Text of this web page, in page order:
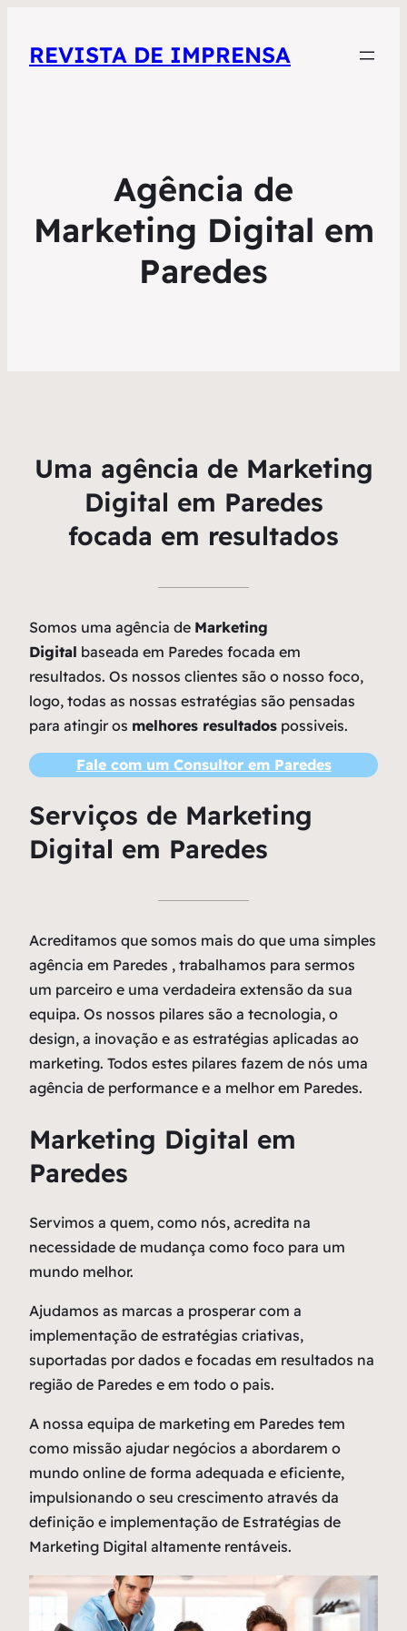
REVISTA DE IMPRENSA
Agência de
Marketing Digital em
Paredes
Uma agência de Marketing
Digital em Paredes
focada em resultados
Somos uma agência de Marketing
Digital baseada em Paredes focada em
resultados. Os nossos clientes são o nosso foco,
logo, todas as nossas estratégias são pensadas
para atingir os melhores resultados possiveis.
Fale com um Consultor em Paredes
Serviços de Marketing
Digital em Paredes
Acreditamos que somos mais do que uma simples
agência em Paredes , trabalhamos para sermos
um parceiro e uma verdadeira extensão da sua
equipa. Os nossos pilares são a tecnologia, o
design, a inovação e as estratégias aplicadas ao
marketing. Todos estes pilares fazem de nós uma
agência de performance e a melhor em Paredes.
Marketing Digital em
Paredes
Servimos a quem, como nós, acredita na
necessidade de mudança como foco para um
mundo melhor.
Ajudamos as marcas a prosperar com a
implementação de estratégias criativas,
suportadas por dados e focadas em resultados na
região de Paredes e em todo o pais.
A nossa equipa de marketing em Paredes tem
como missão ajudar negócios a abordarem o
mundo online de forma adequada e eficiente,
impulsionando o seu crescimento através da
definição e implementação de Estratégias de
Marketing Digital altamente rentáveis.